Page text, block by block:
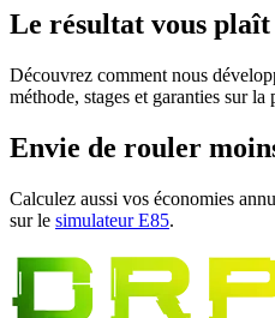
Le résultat vous plaît
Découvrez comment nous
méthode, stages et garanties sur la
Envie de rouler
Calculez aussi vos économies
sur le simulateur E85.